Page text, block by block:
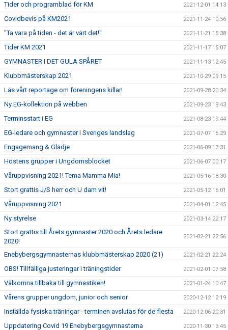
Tider och programblad för KM 2021-12-01 14:13
Covidbevis på KM2021 2021-11-24 10:56
"Ta vara på tiden - det är värt det!" 2021-11-21 15:38
Tider KM 2021 2021-11-17 15:07
GYMNASTER I DET GULA SPÅRET 2021-11-13 12:45
Klubbmästerskap 2021 2021-10-29 09:15
Läs vårt reportage om föreningens killar! 2021-09-28 20:34
Ny EG-kollektion på webben 2021-09-23 19:43
Terminsstart i EG 2021-08-23 19:44
EG-ledare och gymnaster i Sveriges landslag 2021-07-07 16:29
Engagemang & Glädje 2021-06-09 17:31
Höstens grupper i Ungdomsblocket 2021-06-07 00:17
Våruppvisning 2021! Tema Mamma Mia! 2021-05-16 18:30
Stort grattis J/S herr och U dam vit! 2021-05-12 16:01
Våruppvisning 2021 2021-04-01 12:45
Ny styrelse 2021-03-14 22:17
Stort grattis till Årets gymnaster 2020 och Årets ledare
2020!
2021-02-21 22:56
Enebybergsgymnasternas klubbmästerskap 2020 (21) 2021-02-21 22:24
OBS! Tillfälliga justeringar i träningstider 2021-02-01 07:58
Välkomna tillbaka till gymnastiken! 2021-01-24 10:47
Vårens grupper ungdom, junior och senior 2020-12-12 12:19
Inställda fysiska träningar - terminen avslutas för de flesta 2020-12-06 20:31
Uppdatering Covid 19 Enebybergsgymnasterna 2020-11-30 13:45